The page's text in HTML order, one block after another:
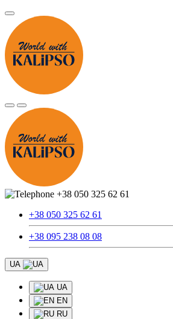
+38 050 325 62 61
+38 050 325 62 61
+38 095 238 08 08
UA
UA
EN
RU